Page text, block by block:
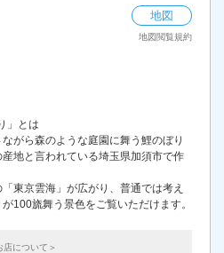
地図
地図閲覧規約
」とは
がら森のような庭園に舞う鯉のぼり
地と言われている埼玉県加須市で作
東京雲海」が広がり、普通では考え
100旒舞う景色をご覧いただけます。
店について＞